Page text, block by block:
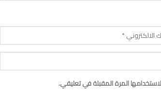
المرة المقبلة في تعليقي.